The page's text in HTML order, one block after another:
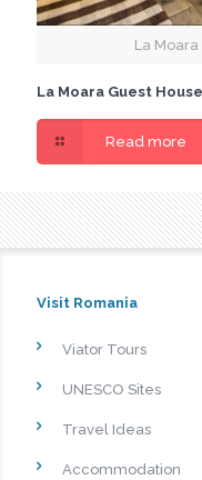
La
La Moara Guest House
Read more
Visit Romania
Viator Tours
UNESCO Sites
Travel Ideas
Accommodation